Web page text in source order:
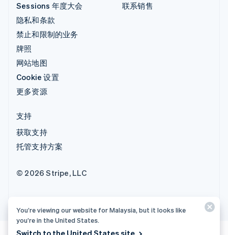
Sessions 年度大会
隐私和条款
禁止和限制的业务
牌照
网站地图
Cookie 设置
更多资源
联系销售
支持
获取支持
托管支持方案
© 2026 Stripe, LLC
You’re viewing our website for Malaysia, but it looks like
you’re in the United States.
Switch to the United States site